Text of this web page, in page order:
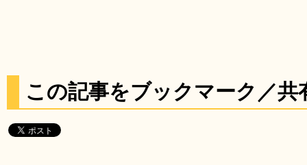
この記事をブックマーク／共